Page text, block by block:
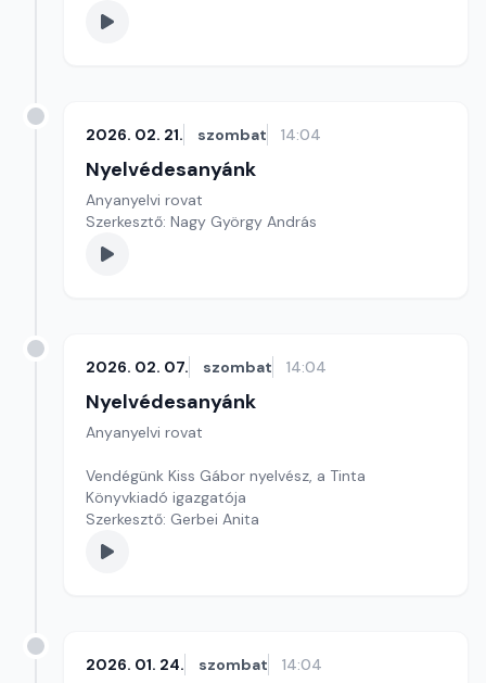
Játékunk ma betűkirakós.
2026. 02. 21. szombat 14:04
Nyelvédesanyánk
Anyanyelvi rovat
Szerkesztő: Nagy György András
2026. 02. 07. szombat 14:04
Nyelvédesanyánk
Anyanyelvi rovat
Vendégünk Kiss Gábor nyelvész, a Tinta
Könyvkiadó igazgatója
Szerkesztő: Gerbei Anita
2026. 01. 24. szombat 14:04